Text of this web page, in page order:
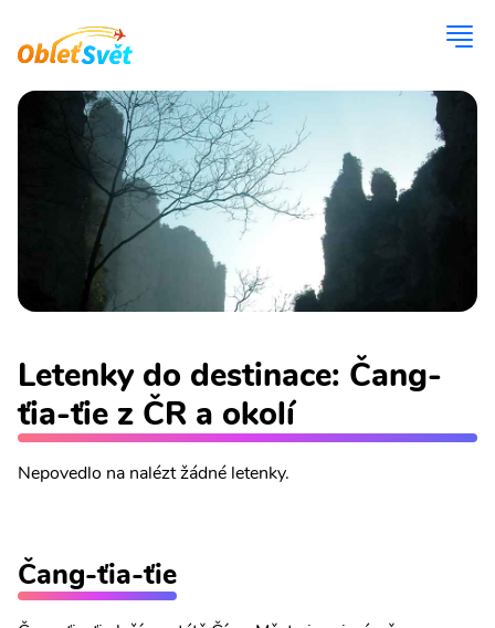
Letenky do destinace: Čang-
ťia-ťie z ČR a okolí
Nepovedlo na nalézt žádné letenky.
Čang-ťia-ťie